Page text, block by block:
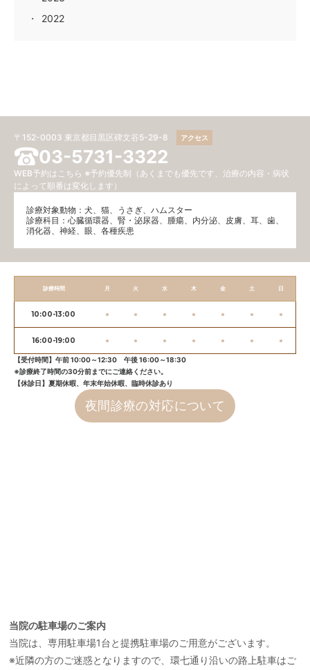
2022
〒152-0003 東京都目黒区碑文谷5-29-8 アクセス
03-5731-3322
WEB予約はこちら ※予約優先制（あくまでも優先です、治療の内容・病状
によって順番は変化します）
診療対象動物：犬、猫、うさぎ、ハムスター
診療科目：⼼臓循環器、腎・泌尿器、腫瘍、内分泌、⽪膚、耳、歯、
消化器、神経、眼、各種疾患
診療時間 月 火 水 木 金 土 日
10:00-13:00 ● ● ● ● ● ● ●
16:00-19:00 ● ● ● ● ● ● ●
【受付時間】午前 10:00～12:30 午後 16:00～18:30
※診療終了時間の30分前までにご連絡ください。
【休診日】夏期休暇、年末年始休暇、臨時休診あり
夜間診療の対応について
当院の駐車場のご案内
当院は、専用駐車場1台と提携駐車場のご用意がございます。
※近隣の方のご迷惑となりますので、環七通り沿いの路上駐車はご